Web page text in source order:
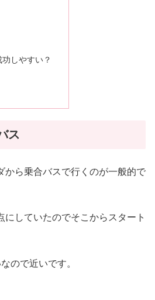
しやすい？
ス
から乗合バスで行くのが一般的で
にしていたのでそこからスタート
ので近いです。